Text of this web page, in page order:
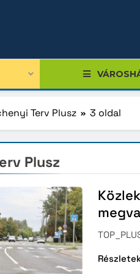
Terv Plusz 3 oldal
Plusz